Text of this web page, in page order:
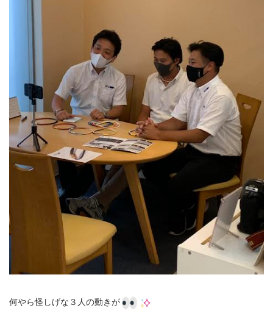
何やら怪しげな３人の動きが